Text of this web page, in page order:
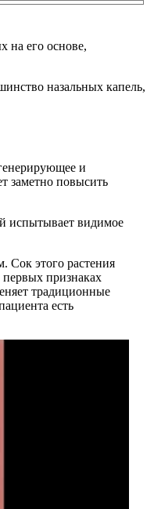
на его основе,
назальных капель,
и
заметно повысить
испытывает видимое
Сок этого растения
признаках
традиционные
есть